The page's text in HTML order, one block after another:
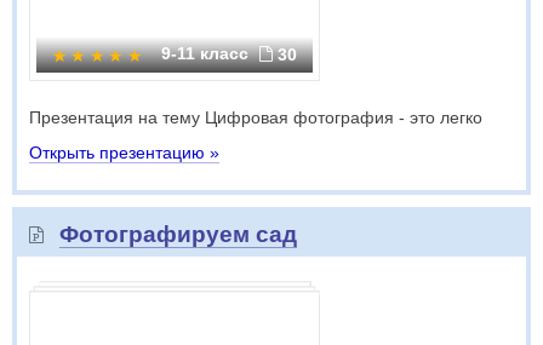
9-11 класс 30
Презентация на тему Цифровая фотография - это легко
Открыть презентацию »
Фотографируем сад